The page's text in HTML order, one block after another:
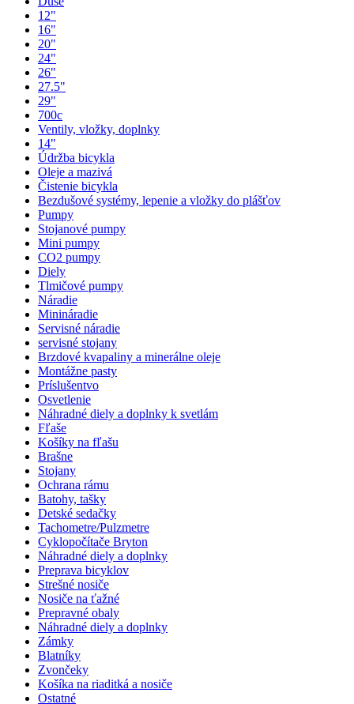
12"
16"
20"
24"
26"
27.5"
29"
700c
Ventily, vložky, doplnky
14"
Údržba bicykla
Oleje a mazivá
Čistenie bicykla
Bezdušové systémy, lepenie a vložky do plášťov
Pumpy
Stojanové pumpy
Mini pumpy
CO2 pumpy
Diely
Tlmičové pumpy
Náradie
Minináradie
Servisné náradie
servisné stojany
Brzdové kvapaliny a minerálne oleje
Montážne pasty
Príslušentvo
Osvetlenie
Náhradné diely a doplnky k svetlám
Fľaše
Košíky na fľašu
Brašne
Stojany
Ochrana rámu
Batohy, tašky
Detské sedačky
Tachometre/Pulzmetre
Cyklopočítače Bryton
Náhradné diely a doplnky
Preprava bicyklov
Strešné nosiče
Nosiče na ťažné
Prepravné obaly
Náhradné diely a doplnky
Zámky
Blatníky
Zvončeky
Košíka na riaditká a nosiče
Ostatné